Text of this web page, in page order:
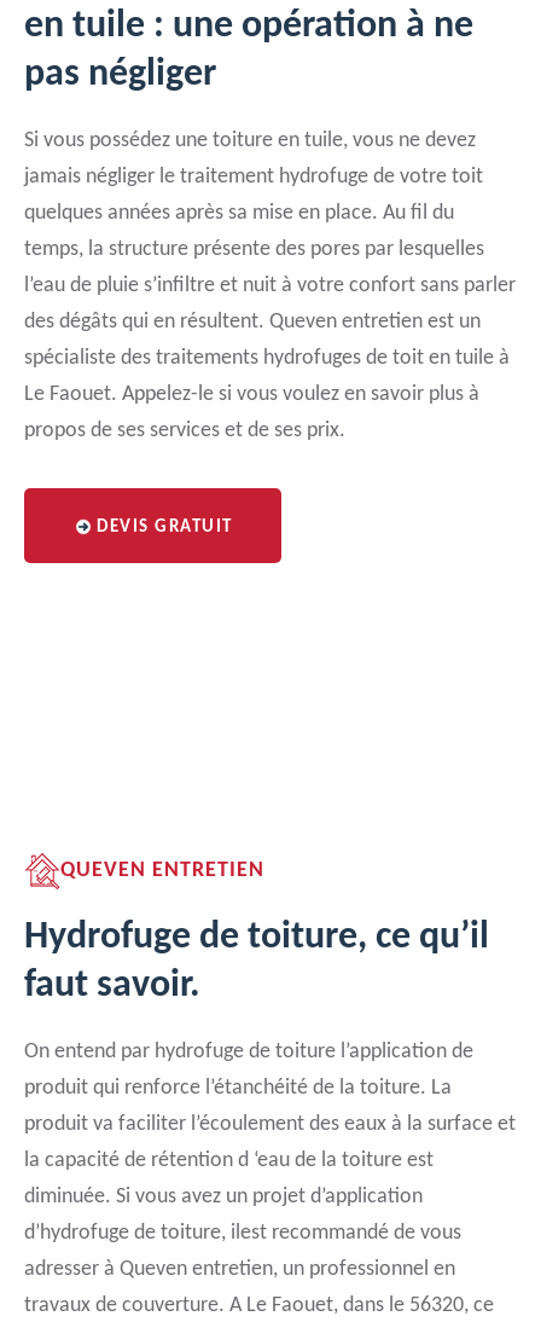
en tuile : une opération à ne
pas négliger
Si vous possédez une toiture en tuile, vous ne devez
jamais négliger le traitement hydrofuge de votre toit
quelques années après sa mise en place. Au fil du
temps, la structure présente des pores par lesquelles
l’eau de pluie s’infiltre et nuit à votre confort sans parler
des dégâts qui en résultent. Queven entretien est un
spécialiste des traitements hydrofuges de toit en tuile à
Le Faouet. Appelez-le si vous voulez en savoir plus à
propos de ses services et de ses prix.
DEVIS GRATUIT
QUEVEN ENTRETIEN
Hydrofuge de toiture, ce qu’il
faut savoir.
On entend par hydrofuge de toiture l’application de
produit qui renforce l’étanchéité de la toiture. La
produit va faciliter l’écoulement des eaux à la surface et
la capacité de rétention d ‘eau de la toiture est
diminuée. Si vous avez un projet d’application
d’hydrofuge de toiture, ilest recommandé de vous
adresser à Queven entretien, un professionnel en
travaux de couverture. A Le Faouet, dans le 56320, ce